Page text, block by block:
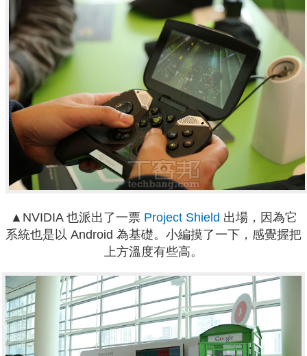
▲NVIDIA 也派出了一票 Project Shield 出場，因為它
系統也是以 Android 為基礎。小編摸了一下，感覺握把
上方溫度有些高。